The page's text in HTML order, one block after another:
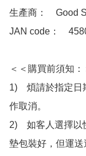
生產商：　Good
JAN code：　
＜＜購買前須知：
1)　煩請於指定
作取消。
2)　如客人選擇
墊包裝好，但運